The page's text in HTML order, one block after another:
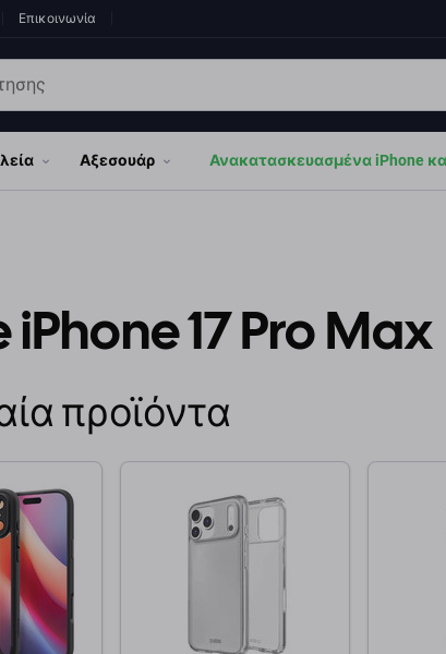
Επικοινωνία
Αξεσουάρ Ανακατασκευασμένα iPhone
17 Pro Max
προϊόντα